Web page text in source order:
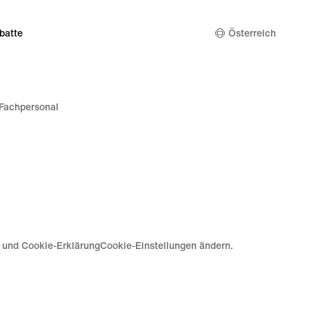
Österreich
Cookie-ErklärungCookie-Einstellungen ändern.